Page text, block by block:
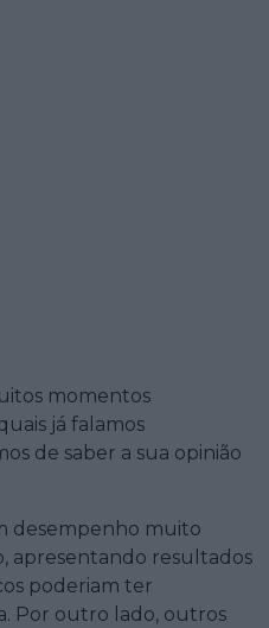
momentos
já falamos
de saber a sua opinião
desempenho muito
apresentando resultados
poderiam ter
Por outro lado, outros